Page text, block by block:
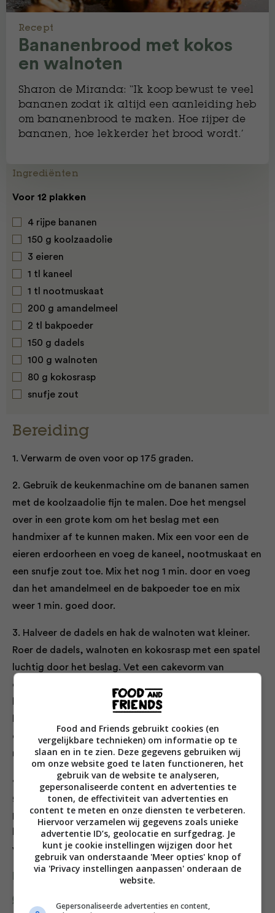
Recept
Bananenbrood met kokos
en walnoten
Sharon de Miranda: ‘‘Ik koop bewust te veel
bananen zodat ik altijd een aanleiding heb
om bananenbrood te maken. Hoe rijper de
bananen, hoe lekkerder het brood wordt.’
Ingrediënten
Voor 12 plakken
4 rijpe bananen
150 g koolzaadolie
3 eieren
1 tl kaneel
1 tl nootmuskaat
200 g amandelmeel
2 tl bakpoeder
150 g dadels
100 g walnoten
80 g kokosrasp
snufje zout
Bereiding
1. Verwarm de oven voor op 175 graden.
2. Gebruik de keukenmachine om de bananen samen
met de koolzaadolie fijn te malen. Doe het mengsel
over in een grote kom om het beslag met een
handmixer af te kunnen maken. Mix een voor een de
eieren erdoorheen en voeg de kaneel, nootmuskaat en
een snufje zout toe. Mix het nog 1 min. door en voeg
dan het amandelmeel en de bakpoeder toe en mix
weer 1 min. goed door.
3. Halveer de dadels en hak de walnoten wat kleiner.
Roer de dadels, walnoten en kokosrasp met een spatel
luchtig door het beslag. Vet een cakevorm van
ongeveer 26 cm in met wat olie en bestrooi met een
beetje amandelmeel. Klop de cakevorm af en schenk
de voorverwarmde oven en bak het in ongeveer 40
min. gaar.
4. Check met een satéprikker of het bananenbrood
gaar is. Steek de prikker in het bananenbrood en als de
prikker er schoon uit komt is het gaar. Haal het
bananenbrood uit de vorm en laat op een rooster
verder afkoelen.
Deel dit recept
Food and Friends gebruikt cookies (en
vergelijkbare technieken) om informatie op te
slaan en in te zien. Deze gegevens gebruiken wij
om onze website goed te laten functioneren, het
gebruik van de website te analyseren,
gepersonaliseerde content en advertenties te
tonen, de effectiviteit van advertenties en
content te meten en onze diensten te verbeteren.
Hiervoor verzamelen wij gegevens zoals unieke
advertentie ID’s, geolocatie en surfgedrag. Je
kunt je cookie instellingen wijzigen door het
gebruik van onderstaande 'Meer opties' knop of
via 'Privacy instellingen aanpassen' onderaan de
website.
Gepersonaliseerde advertenties en content,